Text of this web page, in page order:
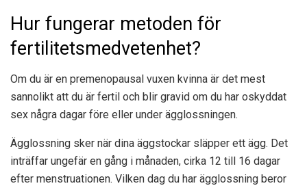
Hur fungerar metoden för
fertilitetsmedvetenhet?
Om du är en premenopausal vuxen kvinna är det mest
sannolikt att du är fertil och blir gravid om du har oskyddat
sex några dagar före eller under ägglossningen.
Ägglossning sker när dina äggstockar släpper ett ägg. Det
inträffar ungefär en gång i månaden, cirka 12 till 16 dagar
efter menstruationen. Vilken dag du har ägglossning beror